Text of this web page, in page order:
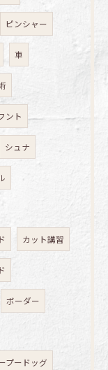
ピンシャー
車
ント
シュナ
カット講習
ボーダー
プードッグ